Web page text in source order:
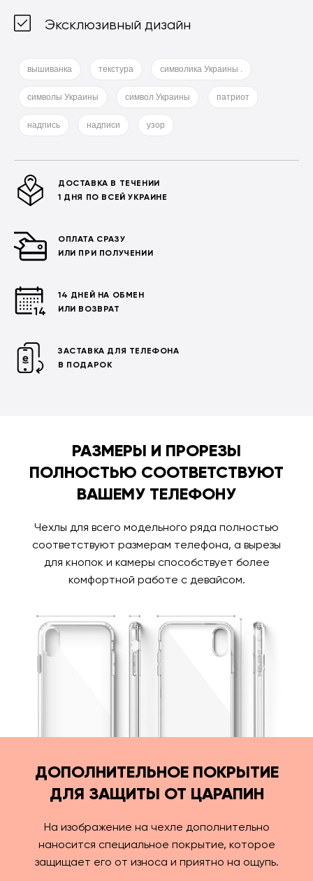
Эксклюзивный дизайн
вышиванка текстура символика Украины .
символы Украины символ Украины патриот
надпись надписи узор
ДОСТАВКА В ТЕЧЕНИИ
1 ДНЯ ПО ВСЕЙ УКРАИНЕ
ОПЛАТА СРАЗУ
ИЛИ ПРИ ПОЛУЧЕНИИ
14 ДНЕЙ НА ОБМЕН
ИЛИ ВОЗВРАТ
ЗАСТАВКА ДЛЯ ТЕЛЕФОНА
В ПОДАРОК
РАЗМЕРЫ И ПРОРЕЗЫ
ПОЛНОСТЬЮ СООТВЕТСТВУЮТ
ВАШЕМУ ТЕЛЕФОНУ
Чехлы для всего модельного ряда полностью
соответствуют размерам телефона, а вырезы
для кнопок и камеры способствует более
комфортной работе с девайсом.
ДОПОЛНИТЕЛЬНОЕ ПОКРЫТИЕ
ДЛЯ ЗАЩИТЫ ОТ ЦАРАПИН
На изображение на чехле дополнительно
наносится специальное покрытие, которое
защищает его от износа и приятно на ощупь.